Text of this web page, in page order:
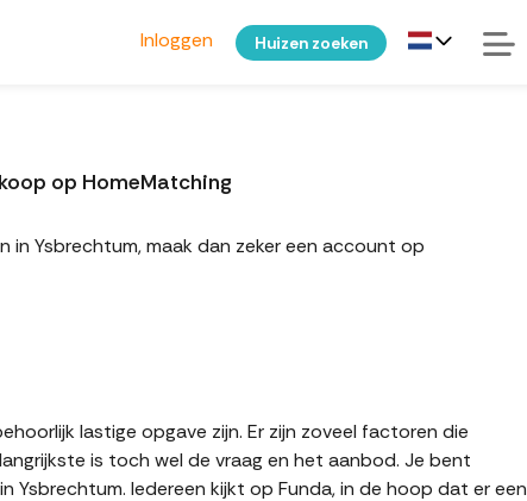
Inloggen Huizen zoeken
op HomeMatching
Ysbrechtum, maak dan zeker een account op
lastige opgave zijn. Er zijn zoveel factoren die
is toch wel de vraag en het aanbod. Je bent
Iedereen kijkt op Funda, in de hoop dat er een